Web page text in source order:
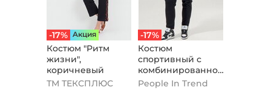
-17% Aкция
Кoстюм "Ритм
жизни",
коричневый
ТМ ТЕКСПЛЮС
-17%
Костюм
спортивный с
комбинированной
вставкой, черный
People In Trend